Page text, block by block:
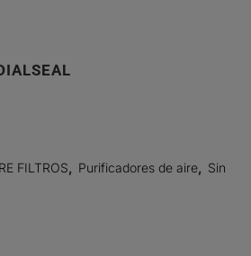
FILTROS Purificadores de aire
Sin